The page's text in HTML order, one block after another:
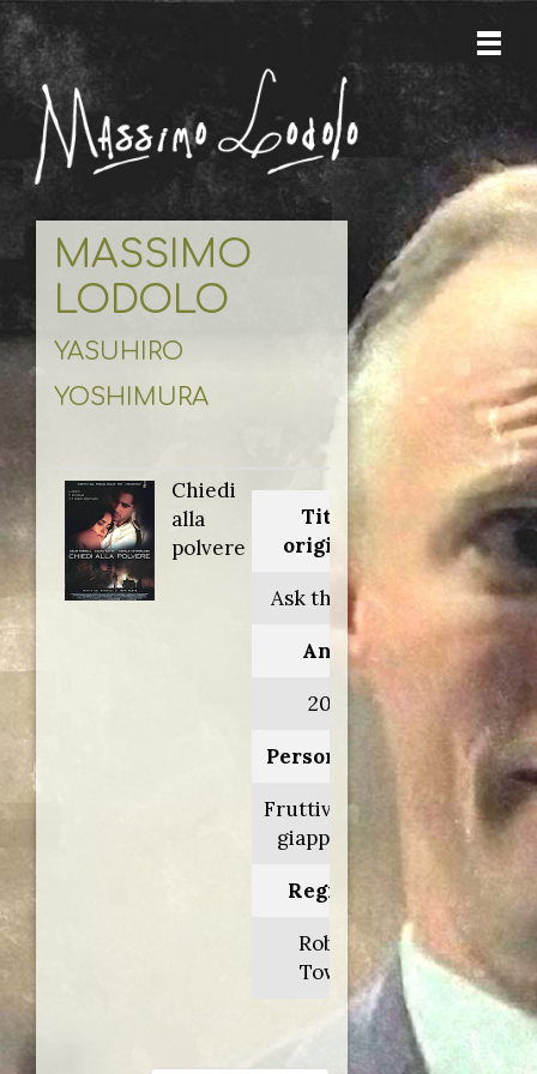
MASSIMO
LODOLO
YASUHIRO
YOSHIMURA
Chiedi
alla
polvere
Titolo
originale:
Ask the dust
Anno:
2006
Personaggio:
Fruttivendolo
giapponese
Regia di:
Robert
Towne